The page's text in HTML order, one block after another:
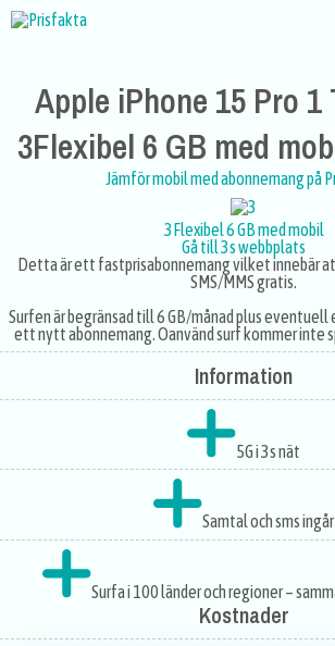
Apple iPhone 15 Pro 1
3Flexibel 6 GB med
Jämför mobil med abonnemang på
3Flexibel 6 GB med mobil
Gå till 3s webbplats
Detta är ett fastprisabonnemang vilket innebär
SMS/MMS gratis.
Surfen är begränsad till 6 GB/månad plus eventuell
ett nytt abonnemang. Oanvänd surf kommer inte
Information
5G i 3s nät
Samtal och sms ingår
Surfa i 100 länder och regioner –
Kostnader